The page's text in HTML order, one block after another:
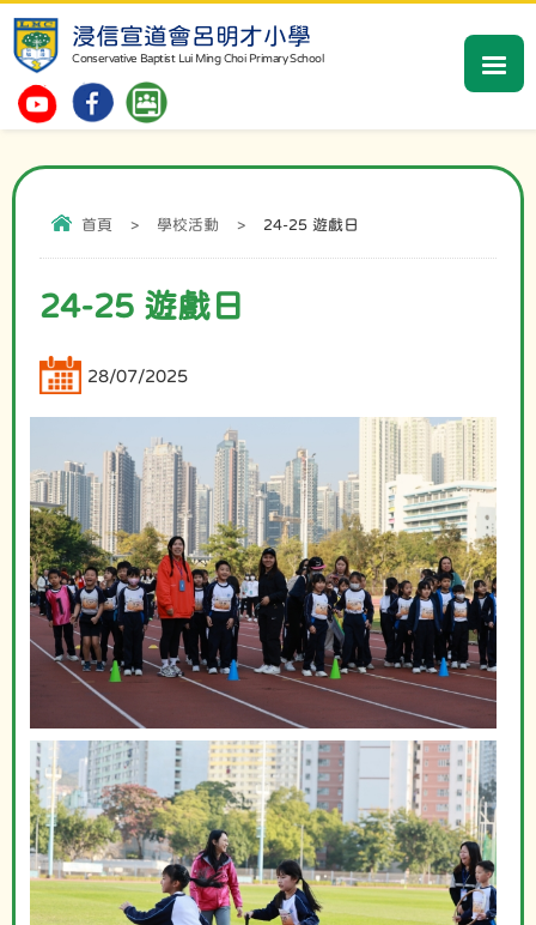
浸信宣道會呂明才小學
Conservative Baptist Lui Ming Choi Primary School
首頁 > 學校活動 > 24-25 遊戲日
24-25 遊戲日
28/07/2025